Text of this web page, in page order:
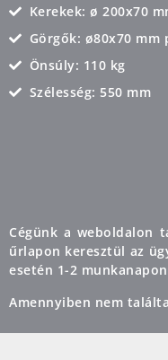
Kerekek: ø 200x70
Görgők: ø80x70 mm
Önsúly: 110 kg
Szélesség: 550 mm
Cégünk a weboldalon
űrlapon keresztül az
esetén 1-2
Amennyiben nem